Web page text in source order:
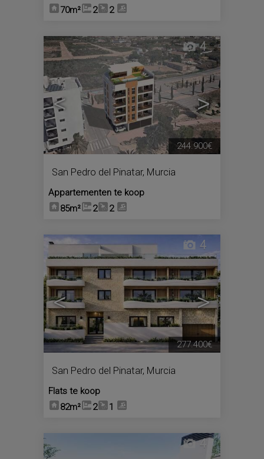
70m²
2 2
< >
4
San Pedro del Pinatar, Murcia
Appartementen te koop
85m²
2 2
244.900€
< >
4
San Pedro del Pinatar, Murcia
Flats te koop
82m²
2 1
277.400€
4